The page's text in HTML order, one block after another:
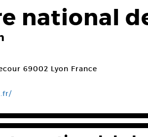
national
69002 Lyon France